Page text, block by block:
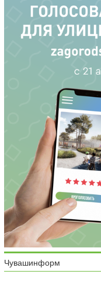
Чувашинформ